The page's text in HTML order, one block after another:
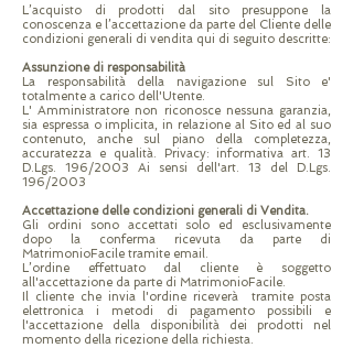
L’acquisto di prodotti dal sito presuppone la
conoscenza e l’accettazione da parte del Cliente delle
condizioni generali di vendita qui di seguito descritte:
Assunzione di responsabilità
La responsabilità della navigazione sul Sito e'
totalmente a carico dell'Utente.
L' Amministratore non riconosce nessuna garanzia,
sia espressa o implicita, in relazione al Sito ed al suo
contenuto, anche sul piano della completezza,
accuratezza e qualità. Privacy: informativa art. 13
D.Lgs. 196/2003 Ai sensi dell'art. 13 del D.Lgs.
196/2003
Accettazione delle condizioni generali di Vendita.
Gli ordini sono accettati solo ed esclusivamente
dopo la conferma ricevuta da parte di
MatrimonioFacile tramite email.
L’ordine effettuato dal cliente è soggetto
all'accettazione da parte di MatrimonioFacile.
Il cliente che invia l'ordine riceverà tramite posta
elettronica i metodi di pagamento possibili e
l'accettazione della disponibilità dei prodotti nel
momento della ricezione della richiesta.